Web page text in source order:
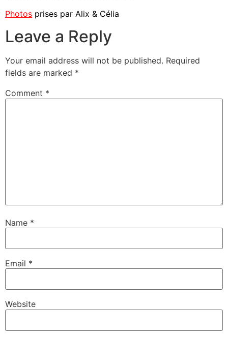
Photos prises par Alix & Célia
Leave a Reply
Your email address will not be published. Required
fields are marked *
Comment *
Name *
Email *
Website